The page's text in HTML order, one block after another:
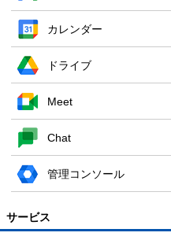
カレンダー
ドライブ
Meet
Chat
管理コンソール
サービス